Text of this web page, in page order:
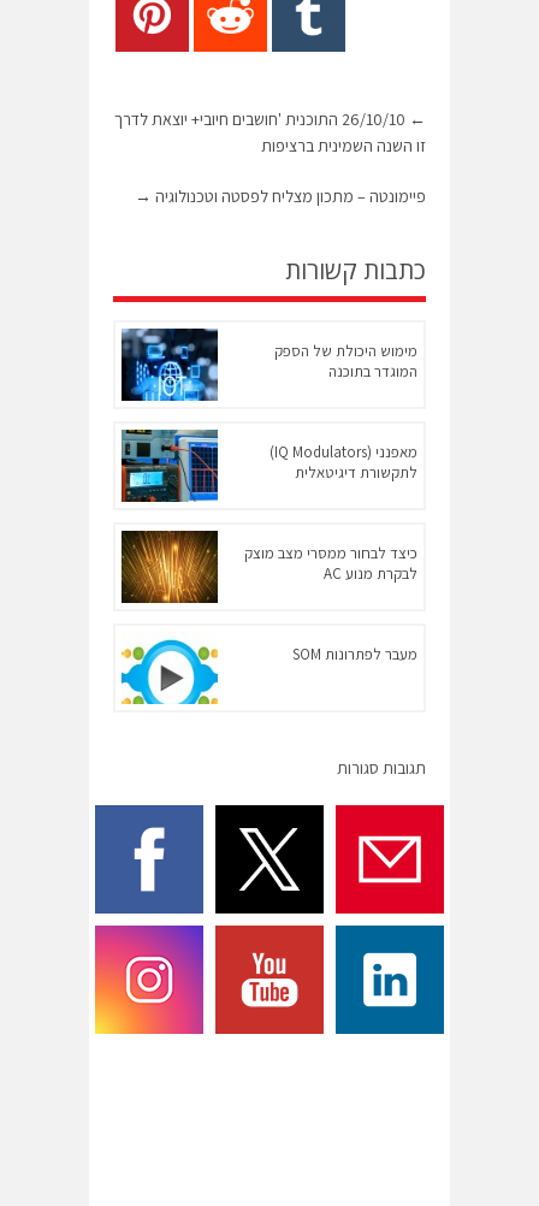
←
26/10/10 התוכנית 'חושבים חיובי+ יוצאת לדרך
זו השנה השמינית ברציפות
פיימונטה – מתכון מצליח לפסטה וטכנולוגיה →
כתבות קשורות
מימוש היכולת של הספק
המוגדר בתוכנה
מאפנני (IQ Modulators)
לתקשורת דיגיטאלית
כיצד לבחור ממסרי מצב מוצק
לבקרת מנוע AC
מעבר לפתרונות SOM
תגובות סגורות